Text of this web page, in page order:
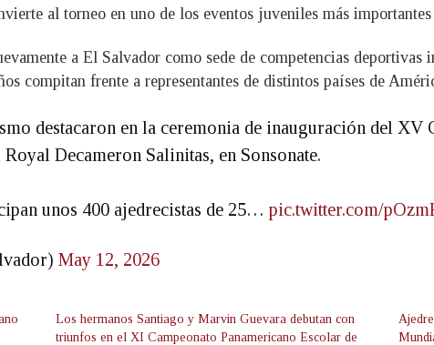
al torneo en uno de los eventos juveniles más
a El Salvador como sede de competencias
compitan frente a representantes de distintos países de
destacaron en la ceremonia de inauguración del XV
Decameron Salinitas, en Sonsonate.
unos 400 ajedrecistas de 25… pic.twitter.com/
May 12, 2026
Los hermanos Santiago y Marvin Guevara debutan con
triunfos en el XI Campeonato Panamericano Escolar de